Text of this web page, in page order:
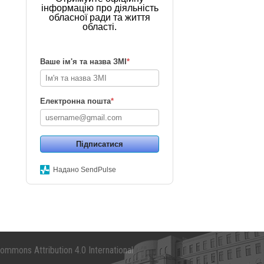
інформацію про діяльність
обласної ради та життя
області.
Ваше ім'я та назва ЗМІ*
Електронна пошта*
Підписатися
Надано SendPulse
Attribution 4.0 International